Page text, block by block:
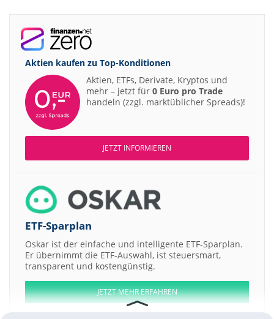
Aktien kaufen zu Top-Konditionen
Aktien, ETFs, Derivate, Kryptos und
mehr – jetzt für 0 Euro pro Trade
handeln (zzgl. marktüblicher Spreads)!
JETZT INFORMIEREN
ETF-Sparplan
Oskar ist der einfache und intelligente ETF-Sparplan.
Er übernimmt die ETF-Auswahl, ist steuersmart,
transparent und kostengünstig.
JETZT MEHR ERFAHREN